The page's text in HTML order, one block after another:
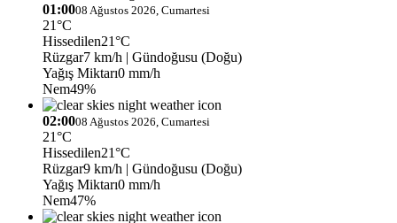
01:0008 Ağustos 2026, Cumartesi
21°C
Hissedilen21°C
Rüzgar7 km/h | Gündoğusu (Doğu)
Yağış Miktarı0 mm/h
Nem49%
02:0008 Ağustos 2026, Cumartesi
21°C
Hissedilen21°C
Rüzgar9 km/h | Gündoğusu (Doğu)
Yağış Miktarı0 mm/h
Nem47%